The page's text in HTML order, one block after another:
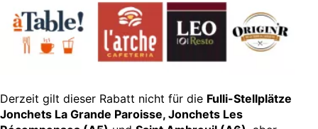
Derzeit gilt dieser Rabatt nicht für die Fulli-Stellplätze
Jonchets La Grande Paroisse, Jonchets Les